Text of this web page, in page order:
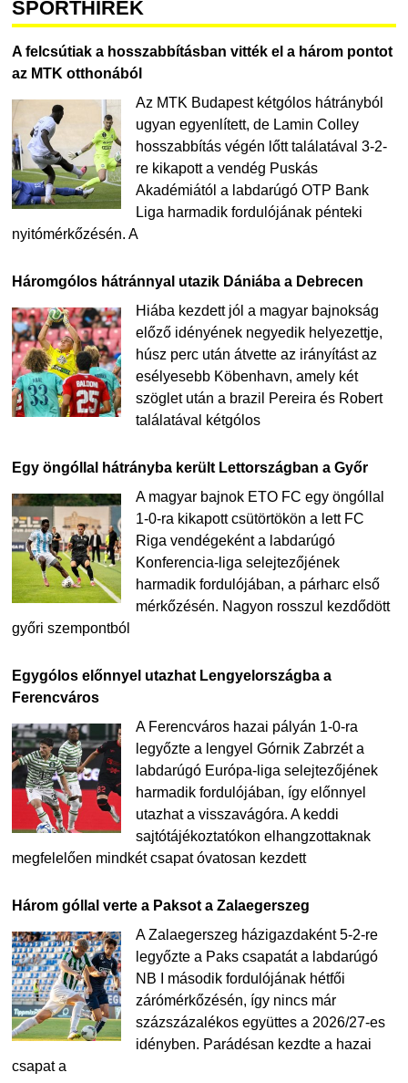
SPORTHÍREK
A felcsútiak a hosszabbításban vitték el a három pontot
az MTK otthonából
Az MTK Budapest kétgólos hátrányból
ugyan egyenlített, de Lamin Colley
hosszabbítás végén lőtt találatával 3-2-
re kikapott a vendég Puskás
Akadémiától a labdarúgó OTP Bank
Liga harmadik fordulójának pénteki
nyitómérkőzésén. A
Háromgólos hátránnyal utazik Dániába a Debrecen
Hiába kezdett jól a magyar bajnokság
előző idényének negyedik helyezettje,
húsz perc után átvette az irányítást az
esélyesebb Köbenhavn, amely két
szöglet után a brazil Pereira és Robert
találatával kétgólos
Egy öngóllal hátrányba került Lettországban a Győr
A magyar bajnok ETO FC egy öngóllal
1-0-ra kikapott csütörtökön a lett FC
Riga vendégeként a labdarúgó
Konferencia-liga selejtezőjének
harmadik fordulójában, a párharc első
mérkőzésén. Nagyon rosszul kezdődött
győri szempontból
Egygólos előnnyel utazhat Lengyelországba a
Ferencváros
A Ferencváros hazai pályán 1-0-ra
legyőzte a lengyel Górnik Zabrzét a
labdarúgó Európa-liga selejtezőjének
harmadik fordulójában, így előnnyel
utazhat a visszavágóra. A keddi
sajtótájékoztatókon elhangzottaknak
megfelelően mindkét csapat óvatosan kezdett
Három góllal verte a Paksot a Zalaegerszeg
A Zalaegerszeg házigazdaként 5-2-re
legyőzte a Paks csapatát a labdarúgó
NB I második fordulójának hétfői
zárómérkőzésén, így nincs már
százszázalékos együttes a 2026/27-es
idényben. Parádésan kezdte a hazai
csapat a